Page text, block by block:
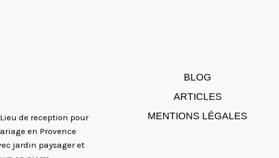
BLOG
ARTICLES
MENTIONS LÉGALES